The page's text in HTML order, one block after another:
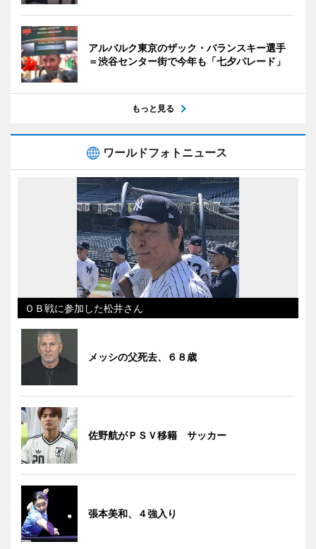
アルバルク東京のザック・バランスキー選手
＝渋谷センター街で今年も「七夕パレード」
もっと見る
ワールドフォトニュース
ＯＢ戦に参加した松井さん
メッシの父死去、６８歳
佐野航がＰＳＶ移籍 サッカー
張本美和、４強入り